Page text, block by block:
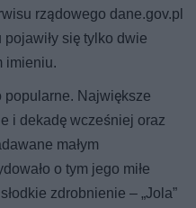
rządowego dane.gov.pl
się tylko dwie
imieniu.
popularne. Największe
i dekadę wcześniej oraz
małym
o tym jego miłe
zdrobnienie – „Jola”